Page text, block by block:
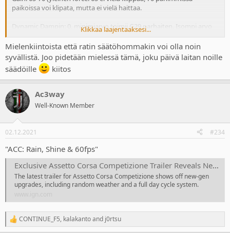
paikoissa voi klipata, mutta ei vielä haittaa.
Dynamic Dampin: 0, minimiarvo toimii G29 parhaiten. Isompi arvo
tekee forceista vain epämääräisempiä, koska puristaa niiden eroja
pienemmäksi. Voi laittaa isommalle, jos käyttää isompia gain arvoja
ja forcet klippaa liikaa.
Road effect: 20-30, riippuu vähän omista mieltymyksistä ja radasta.
Välittää tiedon tien pinnasta, kuopista yms.
Steering linearity: 1:1
Brake gamma: jos orkkis polkimet niin 1,3-1,9. Tuo jarrun
Modatulla polkimella voi olla ykkösellä.
Klikkaa laajentaaksesi...
Mielenkiintoista että ratin säätöhommakin voi olla noin
syvällistä. Joo pidetään mielessä tämä, joku päivä laitan noille
säädöille
kiitos
Ac3way
Well-Known Member
02.12.2021 #234
"ACC: Rain, Shine & 60fps"
Exclusive Assetto Corsa Competizione Trailer Reveals New-Gen Upgrades - IGN
The latest trailer for Assetto Corsa Competizione shows off new-gen
upgrades, including random weather and a full day cycle system.
R
e
CONTINUE_F5, kalakantoand j0rtsu